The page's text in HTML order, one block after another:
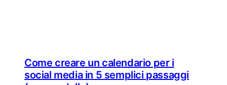
Come creare un calendario per i
social media in 5 semplici passaggi